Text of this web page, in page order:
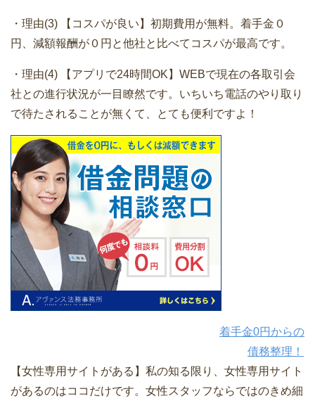
・理由(3) 【コスパが良い】初期費用が無料。着手金０
円、減額報酬が０円と他社と比べてコスパが最高です。
・理由(4) 【アプリで24時間OK】WEBで現在の各取引会
社との進行状況が一目瞭然です。いちいち電話のやり取り
で待たされることが無くて、とても便利ですよ！
着手金0円からの
債務整理！
【女性専用サイトがある】私の知る限り、女性専用サイト
があるのはココだけです。女性スタッフならではのきめ細